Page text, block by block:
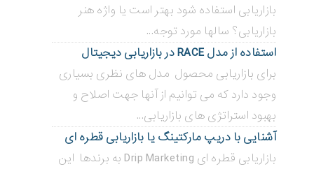
بازاریابی استفاده شود بهتر است یا واژه هنر
بازاریابی؟ سالها مورد توجه...
استفاده از مدل RACE در بازاریابی دیجیتال
برای بازاریابی محصول مدل های نظری بسیاری
وجود دارد که می توانیم از آنها جهت اصلاح و
بهبود استراتژی های بازاریابی...
آشنایی با دریپ مارکتینگ یا بازاریابی قطره ای
بازاریابی قطره ای Drip Marketing به برندها این